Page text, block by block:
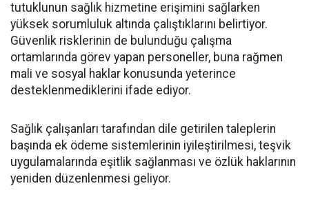
tutuklunun sağlık hizmetine erişimini sağlarken
yüksek sorumluluk altında çalıştıklarını belirtiyor.
Güvenlik risklerinin de bulunduğu çalışma
ortamlarında görev yapan personeller, buna rağmen
mali ve sosyal haklar konusunda yeterince
desteklenmediklerini ifade ediyor.
Sağlık çalışanları tarafından dile getirilen taleplerin
başında ek ödeme sistemlerinin iyileştirilmesi, teşvik
uygulamalarında eşitlik sağlanması ve özlük haklarının
yeniden düzenlenmesi geliyor.